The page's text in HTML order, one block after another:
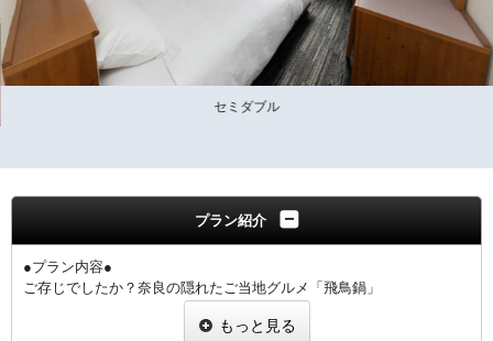
セミダブル
プラン紹介
●プラン内容●
ご存じでしたか？奈良の隠れたご当地グルメ「飛鳥鍋」
もっと見る